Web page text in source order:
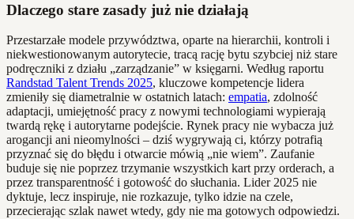
Dlaczego stare zasady już nie działają
Przestarzałe modele przywództwa, oparte na hierarchii, kontroli i
niekwestionowanym autorytecie, tracą rację bytu szybciej niż stare
podręczniki z działu „zarządzanie” w księgarni. Według raportu
Randstad Talent Trends 2025, kluczowe kompetencje lidera
zmieniły się diametralnie w ostatnich latach: empatia, zdolność
adaptacji, umiejętność pracy z nowymi technologiami wypierają
twardą rękę i autorytarne podejście. Rynek pracy nie wybacza już
arogancji ani nieomylności – dziś wygrywają ci, którzy potrafią
przyznać się do błędu i otwarcie mówią „nie wiem”. Zaufanie
buduje się nie poprzez trzymanie wszystkich kart przy orderach, a
przez transparentność i gotowość do słuchania. Lider 2025 nie
dyktuje, lecz inspiruje, nie rozkazuje, tylko idzie na czele,
przecierając szlak nawet wtedy, gdy nie ma gotowych odpowiedzi.